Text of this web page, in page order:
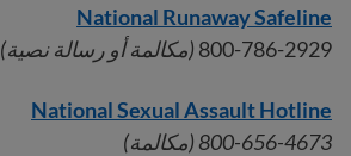
National Runaway Safeline
800-786-2929 (مكالمة أو رسالة نصية)
National Sexual Assault Hotline
800-656-4673 (مكالمة)